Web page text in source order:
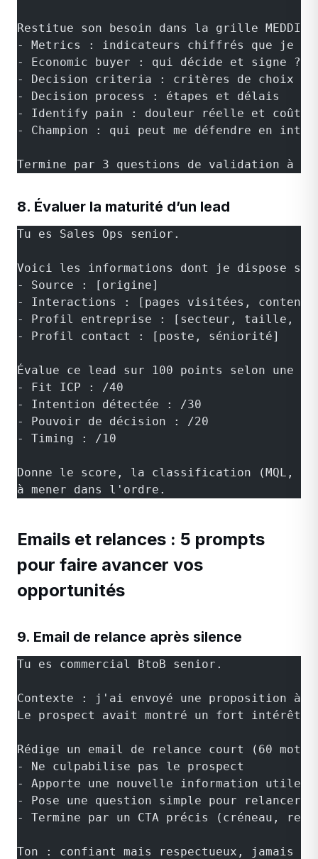
Restitue son besoin dans la grille MEDDIC
- Metrics : indicateurs chiffrés que je
- Economic buyer : qui décide et signe ?
- Decision criteria : critères de choix
- Decision process : étapes et délais
- Identify pain : douleur réelle et coût
- Champion : qui peut me défendre en
Termine par 3 questions de validation à
8. Évaluer la maturité d’un lead
Tu es Sales Ops senior.
Voici les informations dont je dispose
- Source : [origine]
- Interactions : [pages visitées, contenus
- Profil entreprise : [secteur, taille,
- Profil contact : [poste, séniorité]
Évalue ce lead sur 100 points selon une
- Fit ICP : /40
- Intention détectée : /30
- Pouvoir de décision : /20
- Timing : /10
Donne le score, la classification (MQL,
à mener dans l'ordre.
Emails et relances : 5 prompts
pour faire avancer vos
opportunités
9. Email de relance après silence
Tu es commercial BtoB senior.
Contexte : j'ai envoyé une proposition
Le prospect avait montré un fort intérêt
Rédige un email de relance court (60 mots
- Ne culpabilise pas le prospect
- Apporte une nouvelle information
- Pose une question simple pour relancer
- Termine par un CTA précis (créneau,
Ton : confiant mais respectueux, jamais